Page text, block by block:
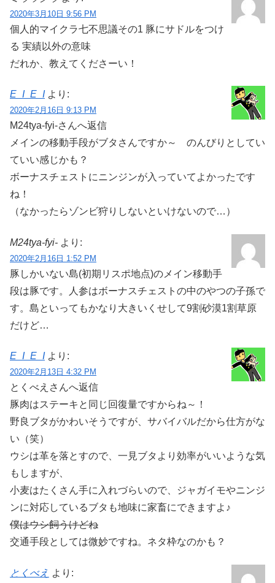
2020年3月10日 9:56 PM
個人的マイクラ七不思議その1 豚にサドルをつけ
る 実績以外の意味
だれか、教えてくださーい！
E_I_E_I より:
2020年2月16日 9:13 PM
M24tya-fyi-さんへ返信
メインの移動手段がブタさんですか～ のんびりとしてい
ていい感じかも？
ボーナスチェストにニンジンが入っていてよかったです
ね！
（なかったらゾンビ狩りしないといけないので…）
M24tya-fyi- より:
2020年2月16日 1:52 PM
豚しかいない島(初期リスポ地点)のメイン移動手
段は豚です。人参はボーナスチェストの中のやつの子孫で
す。島といってもかなり大きいくせして9割砂漠1割草原
だけど…
E_I_E_I より:
2020年2月13日 4:32 PM
とくべえさんへ返信
豚肉はステーキと同じ回復量ですからね～！
野良ブタがかわいそうですが、サバイバルだから仕方がな
い（笑）
ウシは革を落とすので、一見ブタより効率がいいような気
もしますが、
小麦はたくさん手に入れづらいので、ジャガイモやニンジ
ンに対応しているブタも地味に家畜にできますよ♪
僕はウシ飼うけどね
交通手段としては微妙ですね。ネタ枠なのかも？
とくべえ より: